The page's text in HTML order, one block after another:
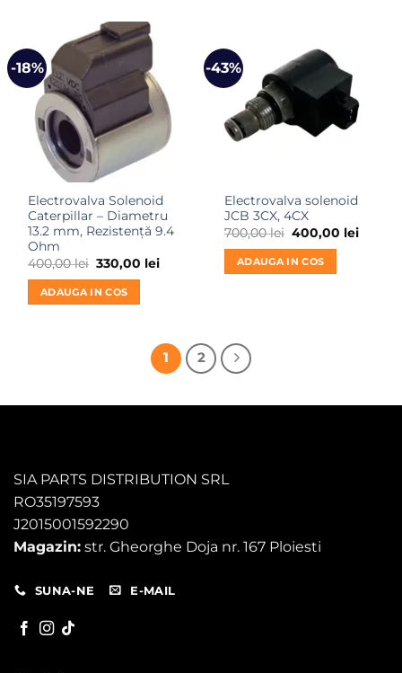
-18%
Electrovalva Solenoid
Caterpillar – Diametru
13.2 mm, Rezistență 9.4
Ohm
400,00lei Prețul
inițial
a
fost:
400,00 lei.
330,00 leiPrețul
ADAUGA IN COS
-43%
Electrovalva solenoid
JCB 3CX, 4CX
700,00lei Prețul
inițial
a
fost:
700,00 lei.
400,00 leiPrețul
ADAUGA IN COS
1 2
SIA PARTS DISTRIBUTION SRL
RO35197593
J2015001592290
Magazin: str. Gheorghe Doja nr. 167 Ploiesti
SUNA-NE E-MAIL